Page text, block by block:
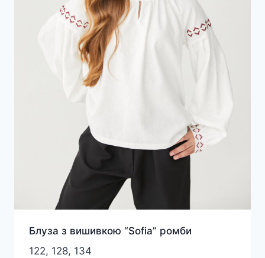
Блуза з вишивкою “Sofia” ромби
122, 128, 134